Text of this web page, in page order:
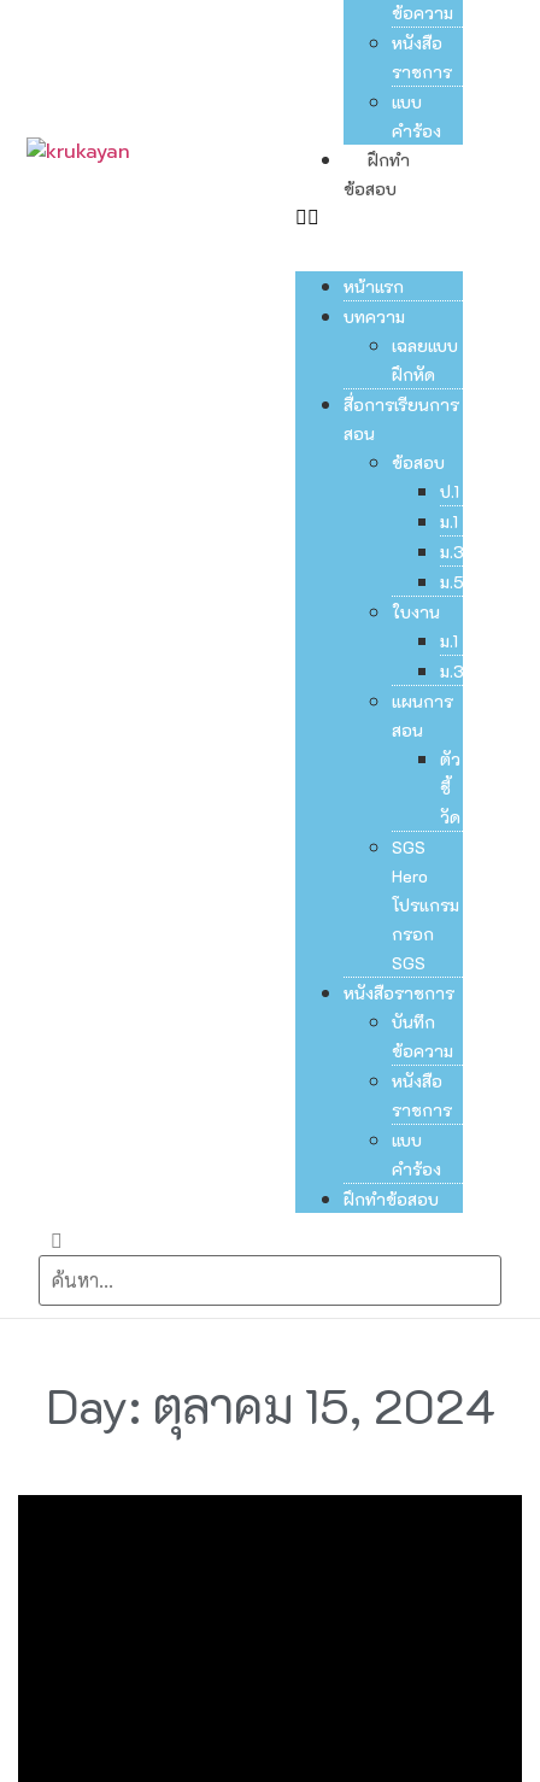
ข้อความ
หนังสือ
ราชการ
แบบ
คำร้อง
ฝึกทำ
ข้อสอบ
หน้าแรก
บทความ
เฉลยแบบ
ฝึกหัด
สื่อการเรียนการ
สอน
ข้อสอบ
ป.1
ม.1
ม.3
ม.5
ใบงาน
ม.1
ม.3
แผนการ
สอน
ตัว
ชี้
วัด
SGS
Hero
โปรแกรม
กรอก
SGS
หนังสือราชการ
บันทึก
ข้อความ
หนังสือ
ราชการ
แบบ
คำร้อง
ฝึกทำข้อสอบ
Day: ตุลาคม 15, 2024